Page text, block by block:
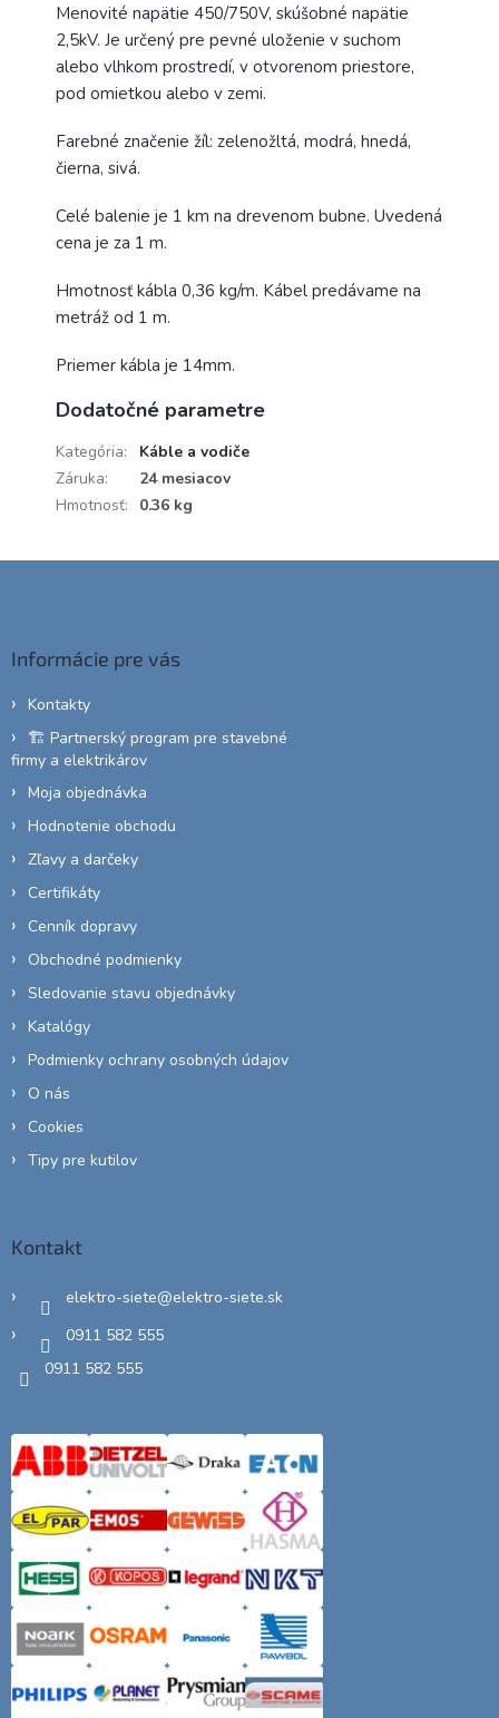
Menovité napätie 450/750V, skúšobné napätie
2,5kV. Je určený pre pevné uloženie v suchom
alebo vlhkom prostredí, v otvorenom priestore,
pod omietkou alebo v zemi.
Farebné značenie žíl: zelenožltá, modrá, hnedá,
čierna, sivá.
Celé balenie je 1 km na drevenom bubne. Uvedená
cena je za 1 m.
Hmotnosť kábla 0,36 kg/m. Kábel predávame na
metráž od 1 m.
Priemer kábla je 14mm.
Dodatočné parametre
Kategória:
Káble a vodiče
Záruka:
24 mesiacov
Hmotnosť: 0.36 kg
Informácie pre vás
Kontakty
🏗️ Partnerský program pre stavebné
firmy a elektrikárov
Moja objednávka
Hodnotenie obchodu
Zľavy a darčeky
Certifikáty
Cenník dopravy
Obchodné podmienky
Sledovanie stavu objednávky
Katalógy
Podmienky ochrany osobných údajov
O nás
Cookies
Tipy pre kutilov
Kontakt
elektro-siete@elektro-siete.sk
0911 582 555
0911 582 555